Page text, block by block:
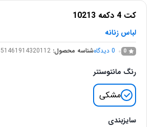
کت 4 دکمه 10213
لباس زنانه
0
0 دیدگاهشناسه محصول: 51461914320112
رنگ مانتوسنتر
مشکی
سایزبندی